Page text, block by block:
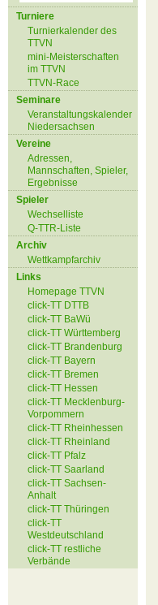
Turniere
Turnierkalender des
TTVN
mini-Meisterschaften
im TTVN
TTVN-Race
Seminare
Veranstaltungskalender
Niedersachsen
Vereine
Adressen,
Mannschaften, Spieler,
Ergebnisse
Spieler
Wechselliste
Q-TTR-Liste
Archiv
Wettkampfarchiv
Links
Homepage TTVN
click-TT DTTB
click-TT BaWü
click-TT Württemberg
click-TT Brandenburg
click-TT Bayern
click-TT Bremen
click-TT Hessen
click-TT Mecklenburg-
Vorpommern
click-TT Rheinhessen
click-TT Rheinland
click-TT Pfalz
click-TT Saarland
click-TT Sachsen-
Anhalt
click-TT Thüringen
click-TT
Westdeutschland
click-TT restliche
Verbände